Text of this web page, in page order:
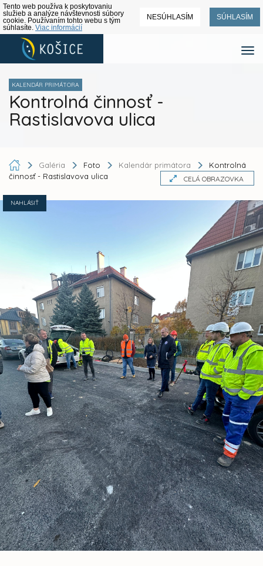
Tento web používa k poskytovaniu
služieb a analýze návštevnosti súbory
cookie. Používaním tohto webu s tým
súhlasíte. Viac informácií
NESÚHLASÍM SÚHLASÍM
KALENDÁR PRIMÁTORA
Kontrolná činnosť -
Rastislavova ulica
Galéria Foto Kalendár primátora
Kontrolná
činnosť - Rastislavova ulica
CELÁ OBRAZOVKA
NAHLÁSIŤ